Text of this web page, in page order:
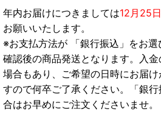
年内お届けにつきましては12月25
お願いいたします。
※お支払方法が 「銀行振込」をお
確認後の商品発送となります。入
場合もあり、ご希望の日時にお届
すので何卒ご了承ください。「銀
合はお早めにご注文くださいませ。